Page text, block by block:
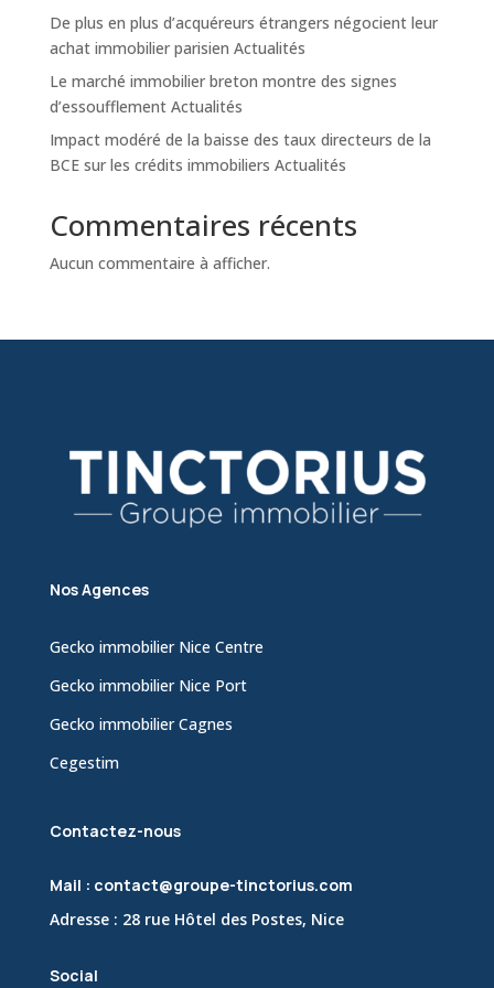
De plus en plus d’acquéreurs étrangers négocient leur
achat immobilier parisien Actualités
Le marché immobilier breton montre des signes
d’essoufflement Actualités
Impact modéré de la baisse des taux directeurs de la
BCE sur les crédits immobiliers Actualités
Commentaires récents
Aucun commentaire à afficher.
Nos Agences
Gecko immobilier Nice Centre
Gecko immobilier Nice Port
Gecko immobilier Cagnes
Cegestim
Contactez-nous
Mail : contact@groupe-tinctorius.com
Adresse : 28 rue Hôtel des Postes, Nice
Social